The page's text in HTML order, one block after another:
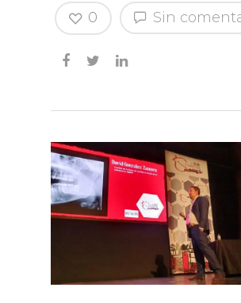
Sin
0